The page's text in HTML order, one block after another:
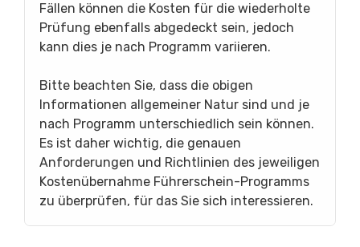
Fällen können die Kosten für die wiederholte
Prüfung ebenfalls abgedeckt sein, jedoch
kann dies je nach Programm variieren.
Bitte beachten Sie, dass die obigen
Informationen allgemeiner Natur sind und je
nach Programm unterschiedlich sein können.
Es ist daher wichtig, die genauen
Anforderungen und Richtlinien des jeweiligen
Kostenübernahme Führerschein-Programms
zu überprüfen, für das Sie sich interessieren.